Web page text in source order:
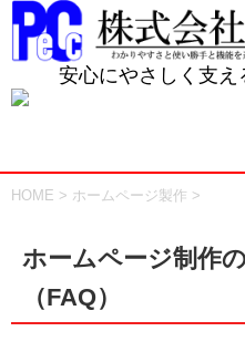
安心にやさしく支
HOME > ホームページ製作 >
ホームページ制作
（FAQ）